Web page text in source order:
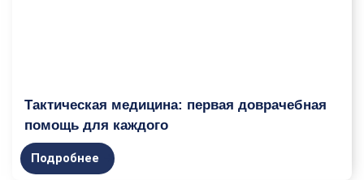
Тактическая медицина: первая доврачебная
помощь для каждого
Подробнее